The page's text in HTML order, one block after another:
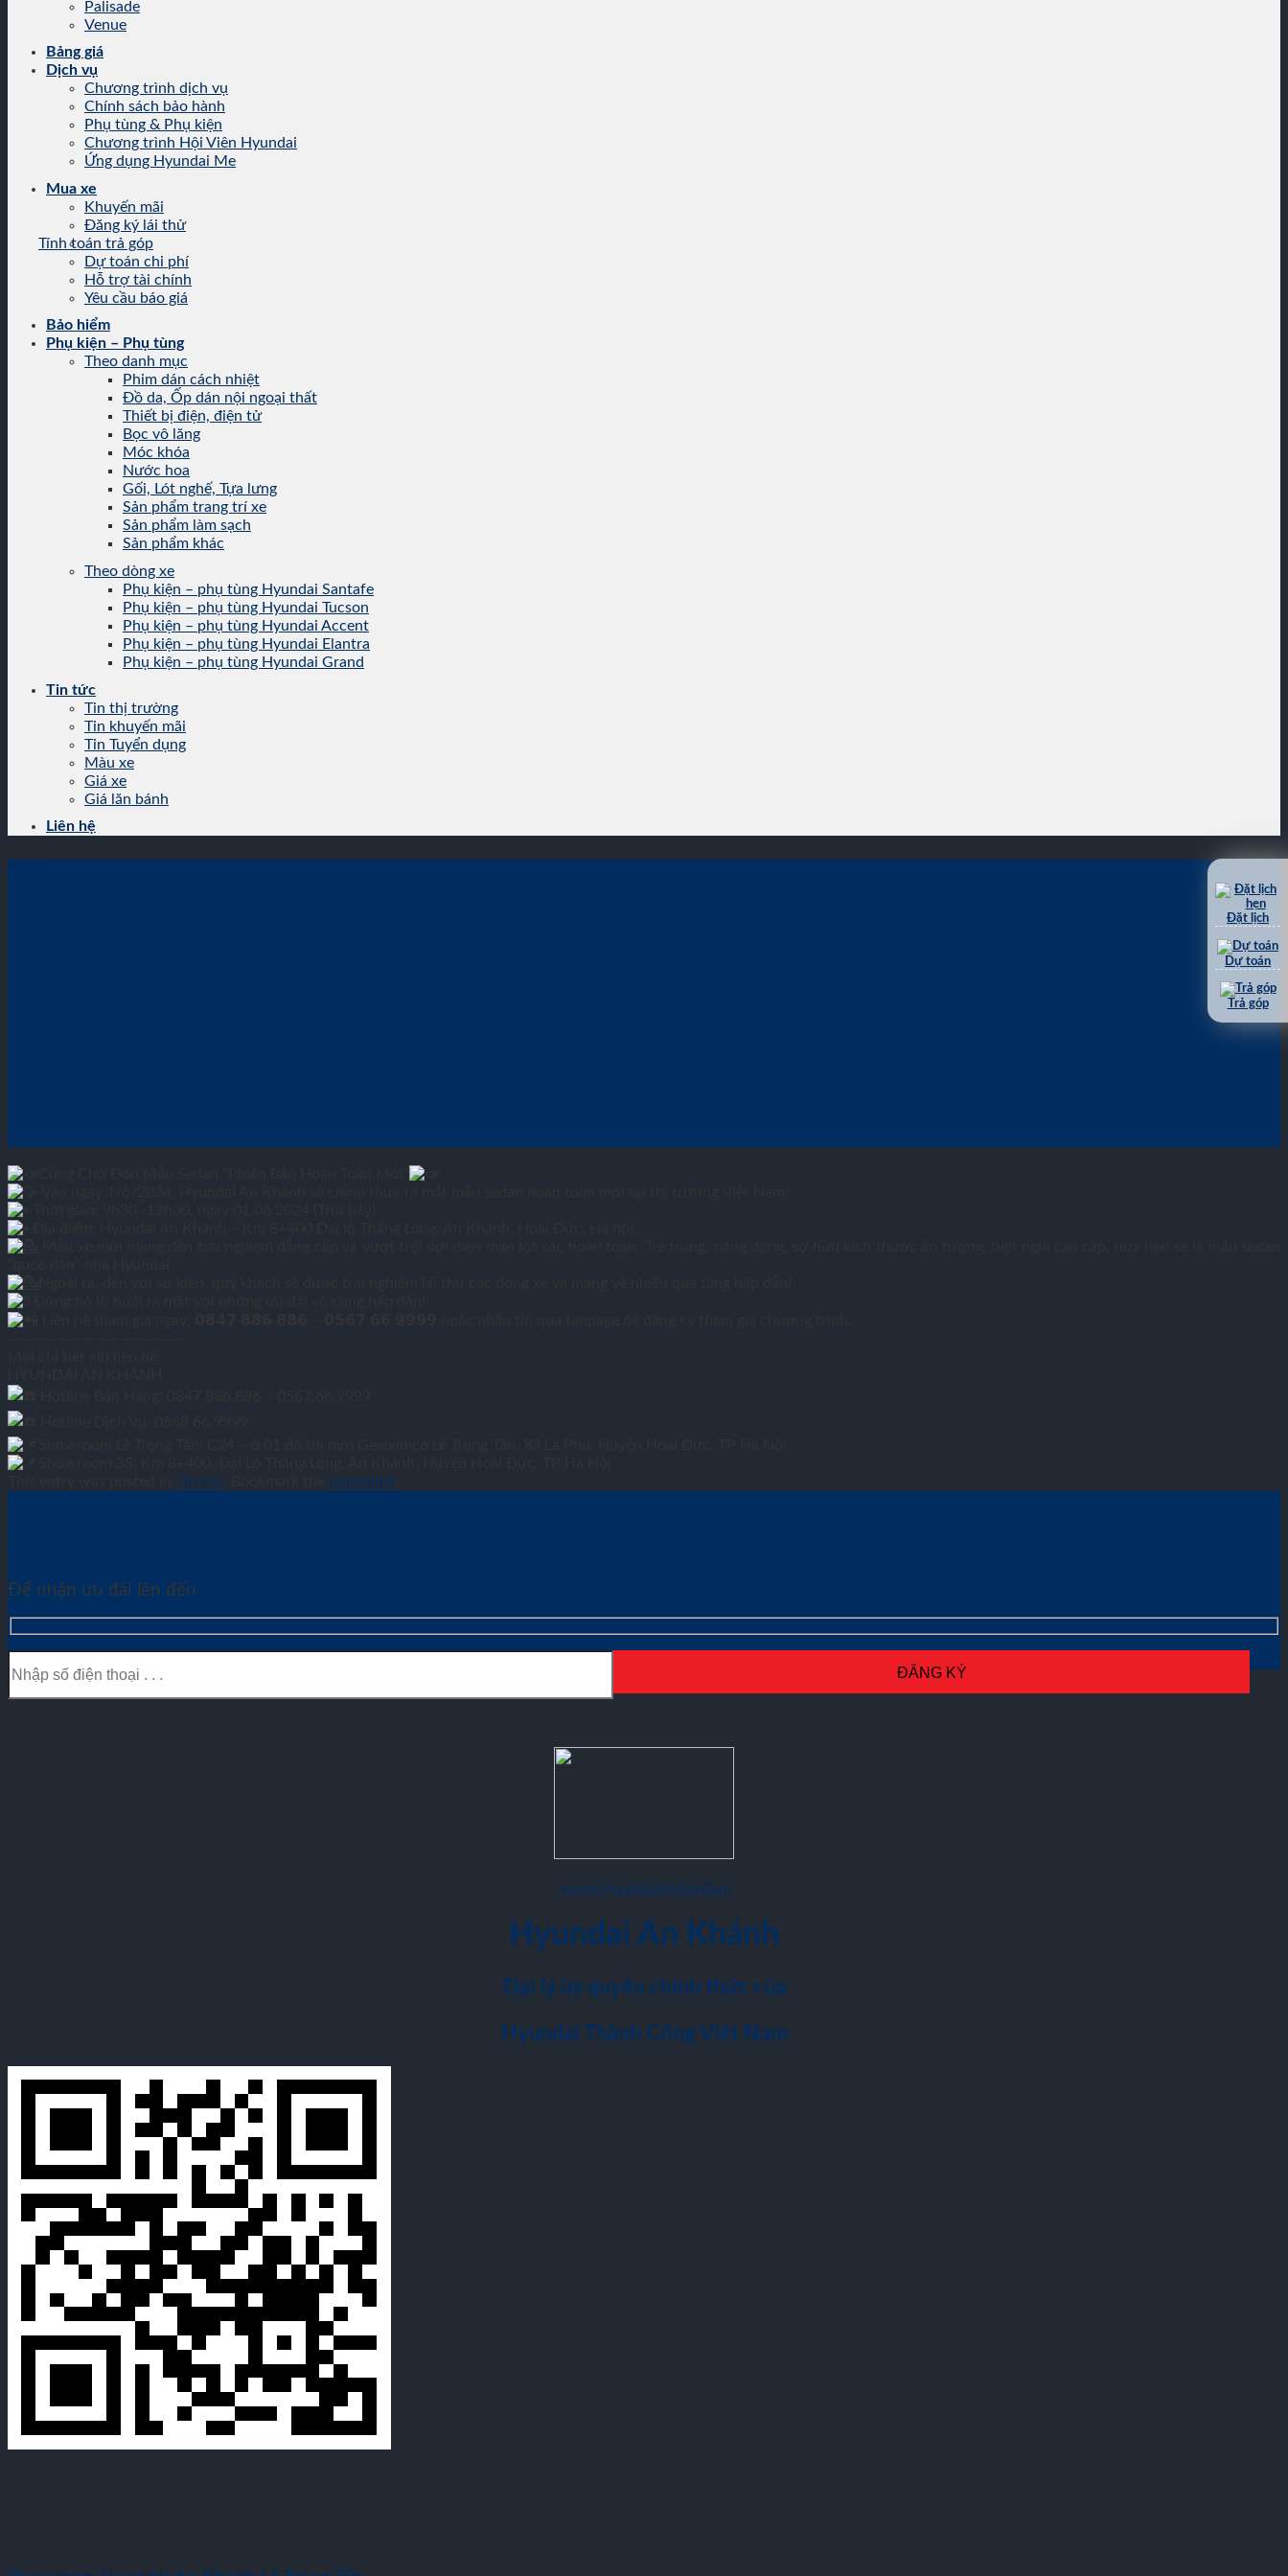
Palisade
Venue
Bảng giá
Dịch vụ
Chương trình dịch vụ
Chính sách bảo hành
Phụ tùng & Phụ kiện
Chương trình Hội Viên Hyundai
Ứng dụng Hyundai Me
Mua xe
Khuyến mãi
Đăng ký lái thử
Tính toán trả góp
Dự toán chi phí
Hỗ trợ tài chính
Yêu cầu báo giá
Bảo hiểm
Phụ kiện – Phụ tùng
Theo danh mục
Phim dán cách nhiệt
Đồ da, Ốp dán nội ngoại thất
Thiết bị điện, điện tử
Bọc vô lăng
Móc khóa
Nước hoa
Gối, Lót nghế, Tựa lưng
Sản phẩm trang trí xe
Sản phẩm làm sạch
Sản phẩm khác
Theo dòng xe
Phụ kiện – phụ tùng Hyundai Santafe
Phụ kiện – phụ tùng Hyundai Tucson
Phụ kiện – phụ tùng Hyundai Accent
Phụ kiện – phụ tùng Hyundai Elantra
Phụ kiện – phụ tùng Hyundai Grand
Tin tức
Tin thị trường
Tin khuyến mãi
Tin Tuyển dụng
Màu xe
Giá xe
Giá lăn bánh
Liên hệ
CHÀO ĐÓN SIÊU PHẨM ACCENT HOÀN TOÀN MỚI NGÀY 01/06/2024
Tin tức permalink
Để nhận ưu đãi lên đến
www.hyundaiankhanh.vn
Hyundai An Khánh
Đại lý ủy quyền chính thức của
Hyundai Thành Công Việt Nam
Đặt lịch
Dự toán
Trả góp